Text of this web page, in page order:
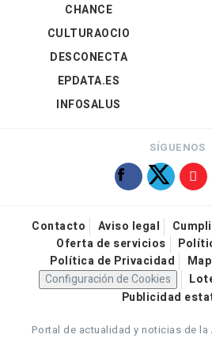
CHANCE
CULTURAOCIO
DESCONECTA
EPDATA.ES
INFOSALUS
SÍGUENOS
Contacto Aviso legal
Oferta de servicios
Política de Privacidad
Configuración de Cookies
Publicidad
Portal de actualidad y noticias de la